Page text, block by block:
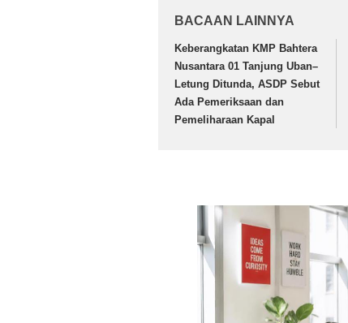
BACAAN LAINNYA
Keberangkatan KMP Bahtera
Nusantara 01 Tanjung Uban–
Letung Ditunda, ASDP Sebut
Ada Pemeriksaan dan
Pemeliharaan Kapal